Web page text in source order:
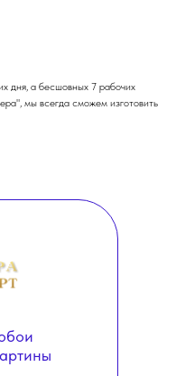
дня, а бесшовных 7 рабочих
мы всегда сможем изготовить